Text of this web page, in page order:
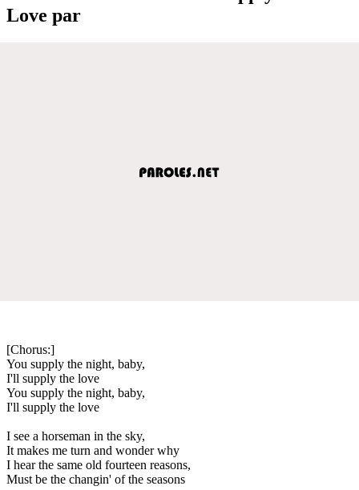
Love par
[Chorus:]
You supply the night, baby,
I'll supply the love
You supply the night, baby,
I'll supply the love
I see a horseman in the sky,
It makes me turn and wonder why
I hear the same old fourteen reasons,
Must be the changin' of the seasons